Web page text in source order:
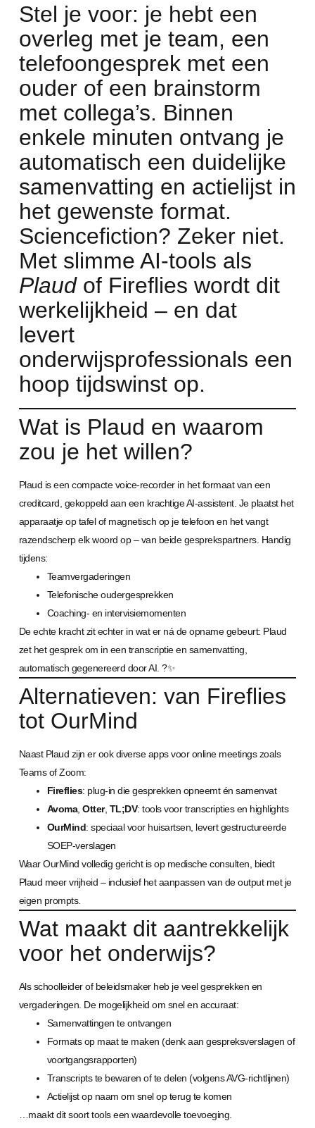
Stel je voor: je hebt een
overleg met je team, een
telefoongesprek met een
ouder of een brainstorm
met collega’s. Binnen
enkele minuten ontvang je
automatisch een duidelijke
samenvatting en actielijst in
het gewenste format.
Sciencefiction? Zeker niet.
Met slimme AI-tools als
Plaudof Fireflies wordt dit
werkelijkheid – en dat
levert
onderwijsprofessionals een
hoop tijdswinst op.
Wat is Plaud en waarom
zou je het willen?
Plaud is een compacte voice-recorder in het formaat van een
creditcard, gekoppeld aan een krachtige AI-assistent. Je plaatst het
apparaatje op tafel of magnetisch op je telefoon en het vangt
razendscherp elk woord op – van beide gesprekspartners. Handig
tijdens:
Teamvergaderingen
Telefonische oudergesprekken
Coaching- en intervisiemomenten
De echte kracht zit echter in wat er ná de opname gebeurt: Plaud
zet het gesprek om in een transcriptie en samenvatting,
automatisch gegenereerd door AI. ?️✨
Alternatieven: van Fireflies
tot OurMind
Naast Plaud zijn er ook diverse apps voor online meetings zoals
Teams of Zoom:
Fireflies: plug-in die gesprekken opneemt én samenvat
Avoma,Otter, TL;DV: tools voor transcripties en highlights
OurMind: speciaal voor huisartsen, levert gestructureerde
SOEP-verslagen
Waar OurMind volledig gericht is op medische consulten, biedt
Plaud meer vrijheid – inclusief het aanpassen van de output met je
eigen prompts.
Wat maakt dit aantrekkelijk
voor het onderwijs?
Als schoolleider of beleidsmaker heb je veel gesprekken en
vergaderingen. De mogelijkheid om snel en accuraat:
Samenvattingen te ontvangen
Formats op maat te maken (denk aan gespreksverslagen of
voortgangsrapporten)
Transcripts te bewaren of te delen (volgens AVG-richtlijnen)
Actielijst op naam om snel op terug te komen
…maakt dit soort tools een waardevolle toevoeging.